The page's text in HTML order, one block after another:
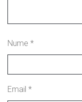
Nume *
Email *